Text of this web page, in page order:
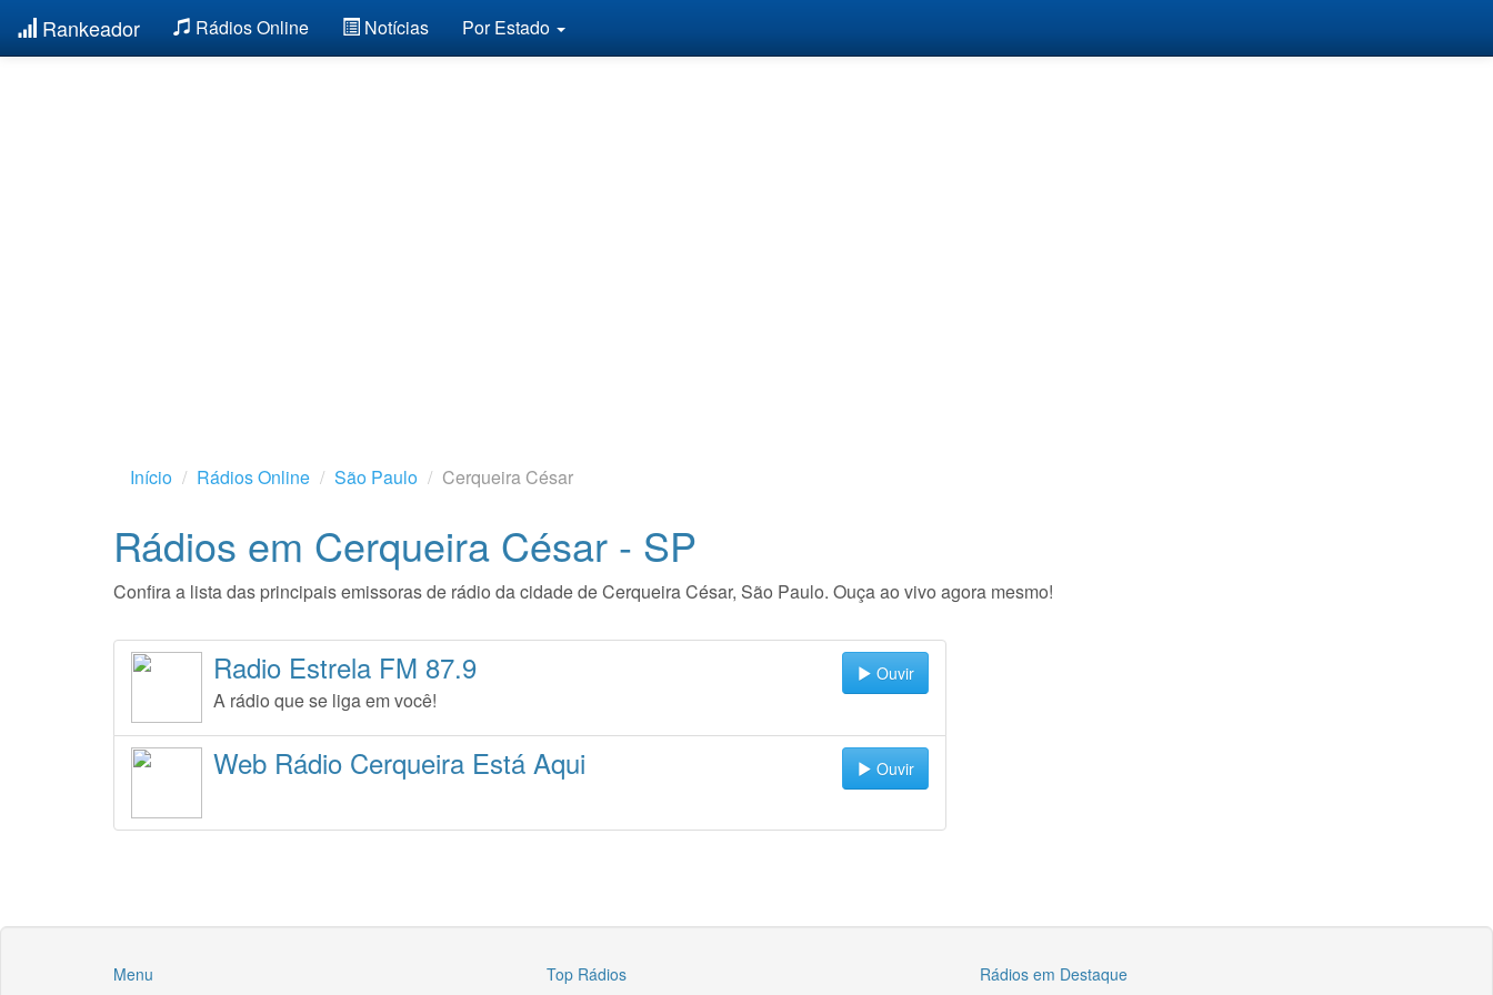
Rankeador Rádios Online Notícias Por Estado
Início Rádios Online São Paulo Cerqueira César
Rádios em Cerqueira César - SP
Confira a lista das principais emissoras de rádio da cidade de Cerqueira César, São Paulo. Ouça ao vivo agora mesmo!
Ouvir
Radio Estrela FM 87.9
A rádio que se liga em você!
Ouvir
Web Rádio Cerqueira Está Aqui
Menu Top Rádios Rádios em Destaque